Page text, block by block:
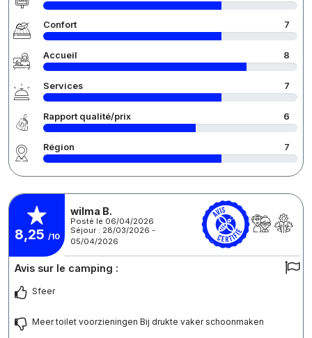
Confort 7
Accueil 8
Services 7
Rapport qualité/prix 6
Région 7
8,25 /10
wilma B.
Posté le 06/04/2026
Séjour : 28/03/2026 -
05/04/2026
Avis sur le camping :
Sfeer
Meer toilet voorzieningen Bij drukte vaker schoonmaken